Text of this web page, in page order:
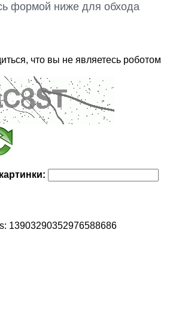
формой ниже для обхода
что вы не являетесь роботом
13903290352976588686